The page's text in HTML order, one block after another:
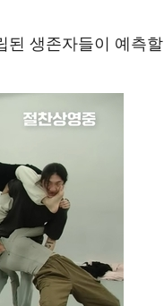
된 생존자들이 예측할